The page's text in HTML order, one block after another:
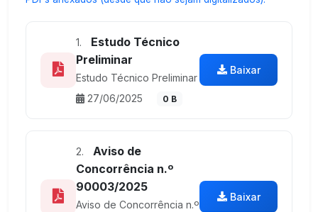
1.
Estudo Técnico
Preliminar
Estudo Técnico Preliminar
27/06/2025
0 B
Baixar
2.
Aviso de
Concorrência n.º
90003/2025
Aviso de Concorrência n.º
Baixar